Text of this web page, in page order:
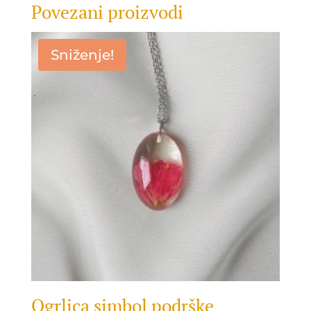
Povezani proizvodi
Sniženje!
Ogrlica simbol podrške